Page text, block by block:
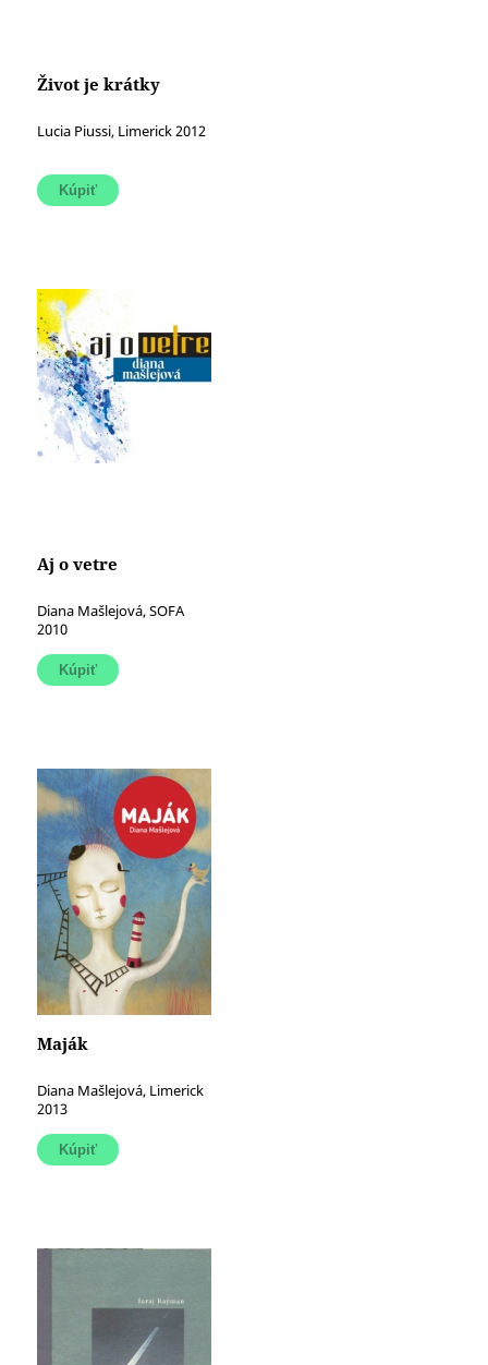
Život je krátky
Lucia Piussi, Limerick 2012
Aj o vetre
Diana Mašlejová, SOFA
2010
Maják
Diana Mašlejová, Limerick
2013